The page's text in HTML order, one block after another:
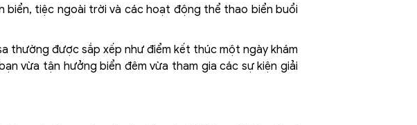
biển, tiệc ngoài trời và các hoạt động thể thao biển buổi
thường được sắp xếp như điểm kết thúc một ngày khám
vừa tận hưởng biển đêm vừa tham gia các sự kiện giải